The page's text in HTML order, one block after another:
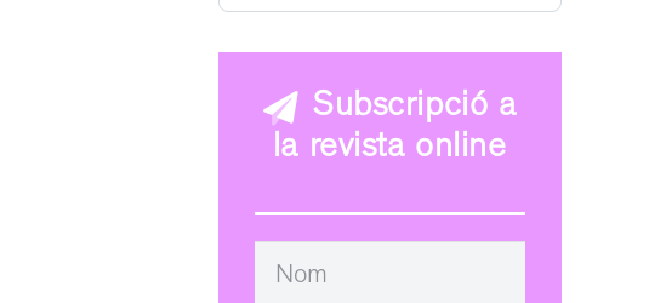
Subscripció a
la revista online